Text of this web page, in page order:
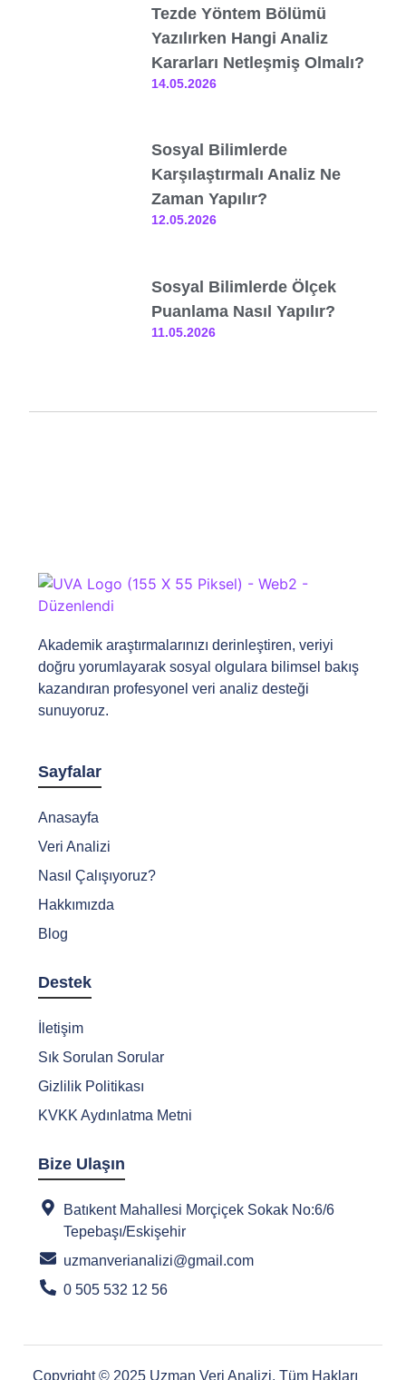
Tezde Yöntem Bölümü
Yazılırken Hangi Analiz
Kararları Netleşmiş Olmalı?
14.05.2026
Sosyal Bilimlerde
Karşılaştırmalı Analiz Ne
Zaman Yapılır?
12.05.2026
Sosyal Bilimlerde Ölçek
Puanlama Nasıl Yapılır?
11.05.2026
Akademik araştırmalarınızı derinleştiren, veriyi
doğru yorumlayarak sosyal olgulara bilimsel bakış
kazandıran profesyonel veri analiz desteği
sunuyoruz.
Sayfalar
Anasayfa
Veri Analizi
Nasıl Çalışıyoruz?
Hakkımızda
Blog
Destek
İletişim
Sık Sorulan Sorular
Gizlilik Politikası
KVKK Aydınlatma Metni
Bize Ulaşın
Batıkent Mahallesi Morçiçek Sokak No:6/6
Tepebaşı/Eskişehir
uzmanverianalizi@gmail.com
0 505 532 12 56
Copyright © 2025 Uzman Veri Analizi. Tüm Hakları